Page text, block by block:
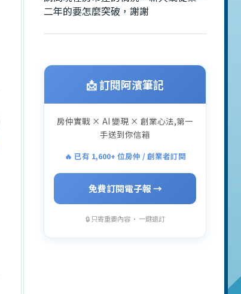
二年的要怎麼突破，謝謝
📩 訂閱阿濱筆記
房仲實戰 × AI 變現 × 創業心法,第一
手送到你信箱
🔥 已有 1,600+ 位房仲 / 創業者訂閱
免費訂閱電子報 →
🔒 只寄重要內容 · 一鍵退訂